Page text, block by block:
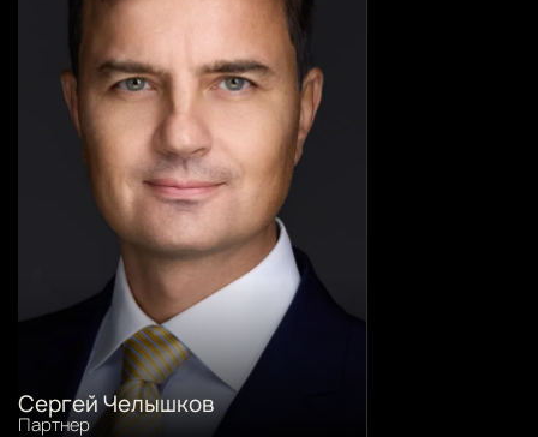
Сергей Челышков
Партнер